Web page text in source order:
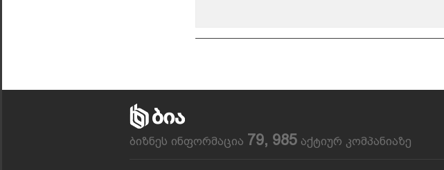
ბიზნეს ინფორმაცია 79, 985 აქტიურ კომპანიაზე